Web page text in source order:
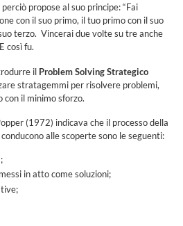
propose al suo principe: “Fai
con il suo primo, il tuo primo con il suo
terzo. Vincerai due volte su tre anche
così fu.
il Problem Solving Strategico
stratagemmi per risolvere problemi,
il minimo sforzo.
(1972) indicava che il processo della
alle scoperte sono le seguenti:
in atto come soluzioni;